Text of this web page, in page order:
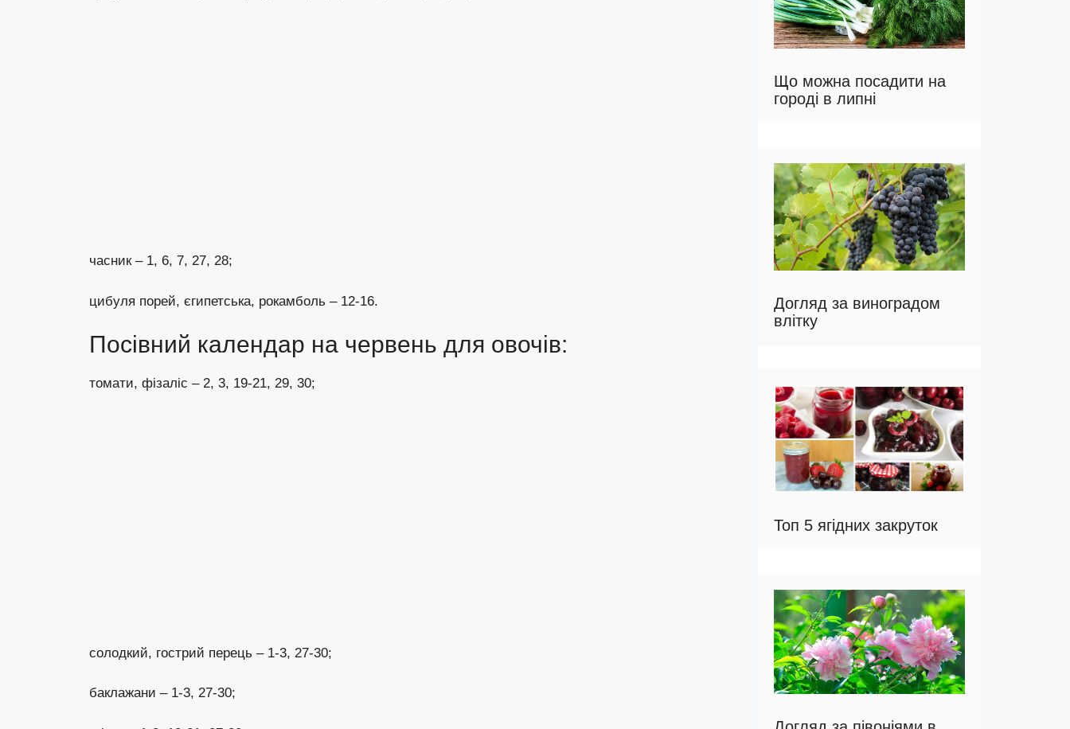
часник – 1, 6, 7, 27, 28;
цибуля порей, єгипетська, рокамболь – 12-16.
Посівний календар на червень для овочів:
томати, фізаліс – 2, 3, 19-21, 29, 30;
солодкий, гострий перець – 1-3, 27-30;
баклажани – 1-3, 27-30;
Що можна посадити на
городі в липні
Догляд за виноградом
влітку
Топ 5 ягідних закруток